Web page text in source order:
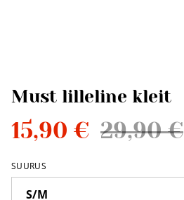
Must lilleline kleit
15,90 € 29,90 €
SUURUS